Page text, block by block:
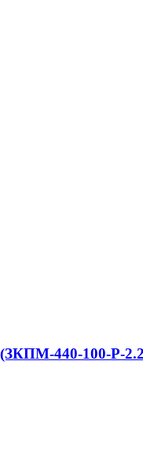
(ЗКПМ-440-100-Р-